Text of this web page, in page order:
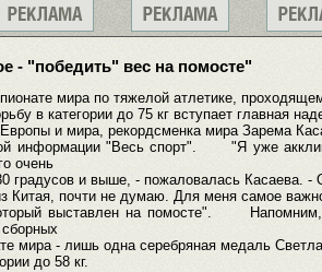
- "победить" вес на помосте"
мира по тяжелой атлетике,
в категории до 75 кг вступает главная
и мира, рекордсменка мира Зарема
информации "Весь спорт". "Я уже
очень
градусов и выше, - пожаловалась Касаева. -
Китая, почти не думаю. Для меня самое
выставлен на помосте". Напомним,
мира - лишь одна серебряная медаль
до 58 кг.